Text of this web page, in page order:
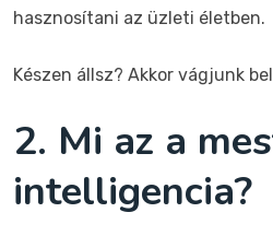
hasznosítani az üzleti életben.
Készen állsz? Akkor vágjunk
2. Mi az a
intelligencia?